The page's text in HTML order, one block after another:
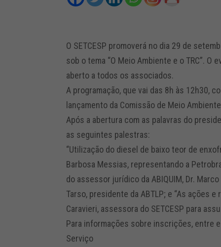
O SETCESP promoverá no dia 29 de
sob o tema “O Meio Ambiente e o TRC”.
aberto a todos os associados.
A programação, que vai das 8h às 12h30,
lançamento da Comissão de Meio Ambiente
Após a abertura com as palavras do
as seguintes palestras:
“Utilização do diesel de baixo teor de
Barbosa Messias, representando a
do assessor jurídico da ABIQUIM, Dr.
Tarso, presidente da ABTLP; e “As ações
Caravieri, assessora do SETCESP para
Para informações sobre inscrições, entre
Serviço